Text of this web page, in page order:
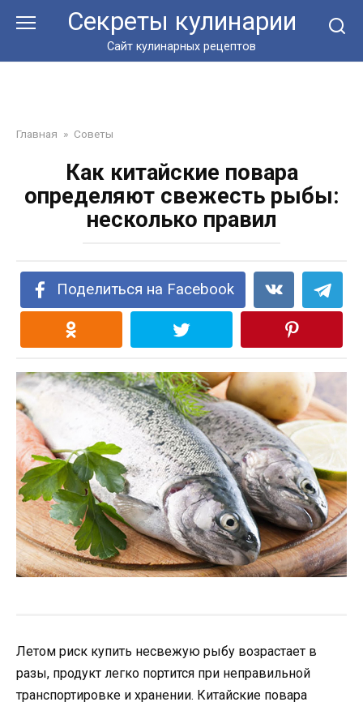
Секреты кулинарии
Сайт кулинарных рецептов
Главная » Советы
Как китайские повара
определяют свежесть рыбы:
несколько правил
Поделиться на Facebook
Летом риск купить несвежую рыбу возрастает в
разы, продукт легко портится при неправильной
транспортировке и хранении. Китайские повара